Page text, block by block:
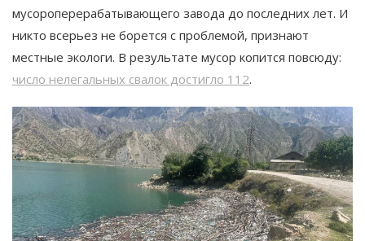
мусороперерабатывающего завода до последних лет. И
никто всерьез не борется с проблемой, признают
местные экологи​. В результате мусор копится повсюду:
число нелегальных свалок достигло 112​.